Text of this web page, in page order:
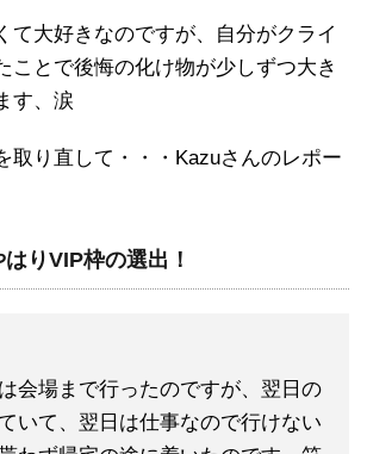
て大好きなのですが、自分がクライ
ことで後悔の化け物が少しずつ大き
す、涙
取り直して・・・Kazuさんのレポー
りVIP枠の選出！
会場まで行ったのですが、翌日の
いて、翌日は仕事なので行けない